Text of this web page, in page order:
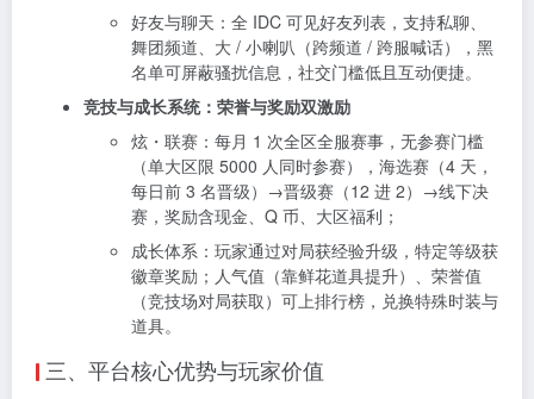
好友与聊天：全 IDC 可见好友列表，支持私聊、
舞团频道、大 / 小喇叭（跨频道 / 跨服喊话），黑
名单可屏蔽骚扰信息，社交门槛低且互动便捷。
竞技与成长系统：荣誉与奖励双激励
炫・联赛：每月 1 次全区全服赛事，无参赛门槛
（单大区限 5000 人同时参赛），海选赛（4 天，
每日前 3 名晋级）→晋级赛（12 进 2）→线下决
赛，奖励含现金、Q 币、大区福利；
成长体系：玩家通过对局获经验升级，特定等级获
徽章奖励；人气值（靠鲜花道具提升）、荣誉值
（竞技场对局获取）可上排行榜，兑换特殊时装与
道具。
三、平台核心优势与玩家价值